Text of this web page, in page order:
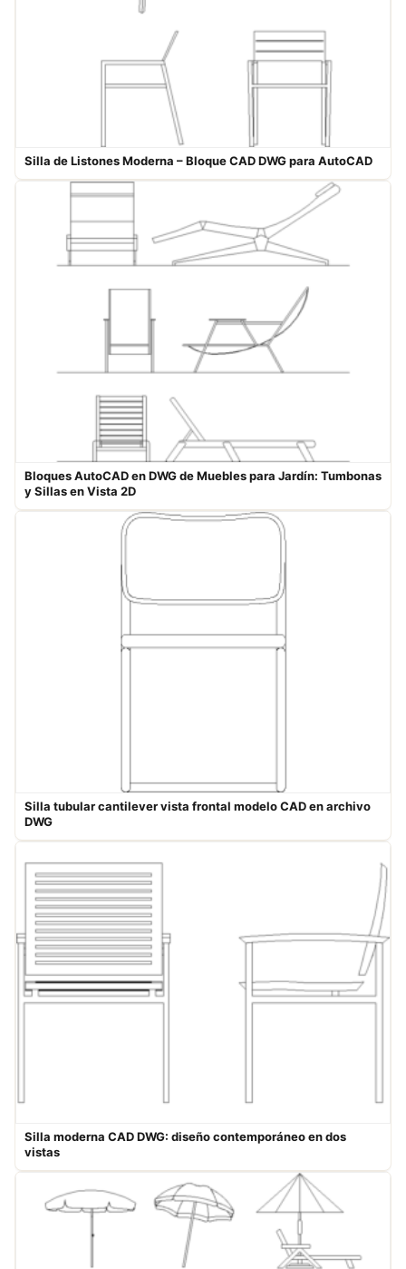
Silla de Listones Moderna – Bloque CAD DWG para AutoCAD
Bloques AutoCAD en DWG de Muebles para Jardín: Tumbonas
y Sillas en Vista 2D
Silla tubular cantilever vista frontal modelo CAD en archivo
DWG
Silla moderna CAD DWG: diseño contemporáneo en dos
vistas